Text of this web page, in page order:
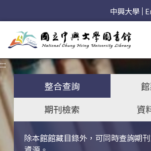
中興大學
:::
整合查詢
期刊檢索
資
除本館館藏目錄外，可同時查詢期
關鍵字搜尋